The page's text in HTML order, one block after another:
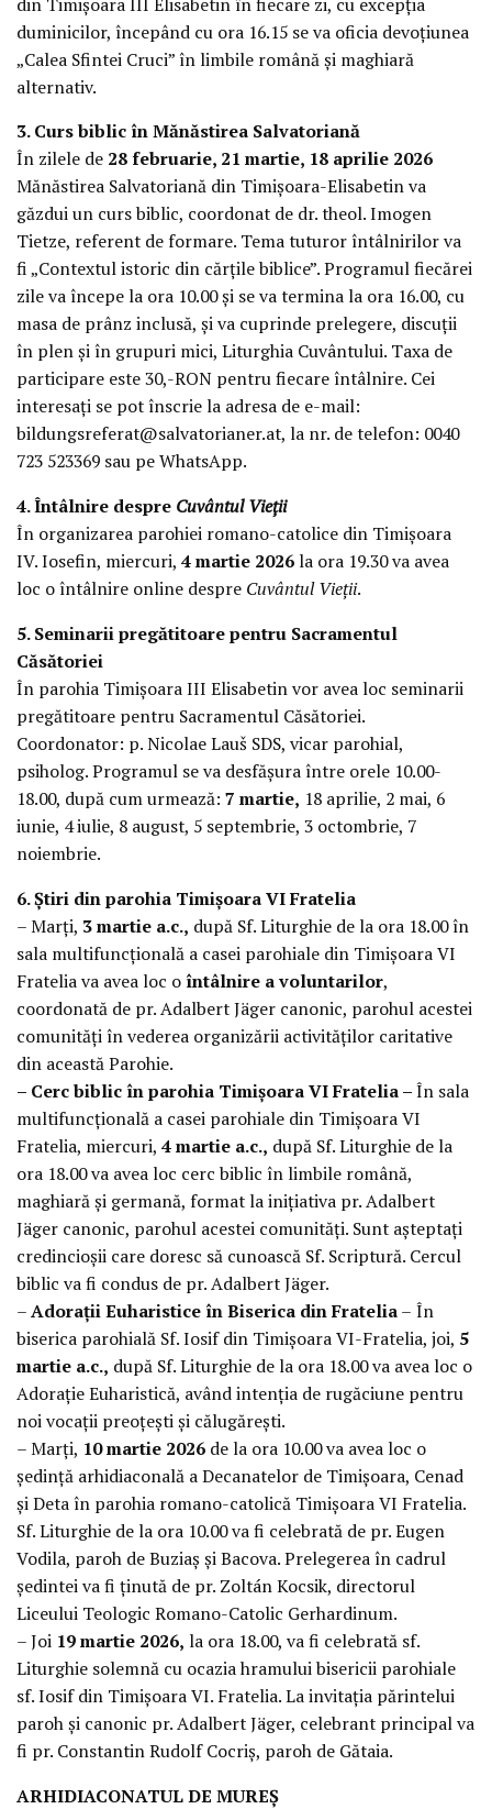
duminicilor, începând cu ora 16.15 se va oficia devoțiunea
„Calea Sfintei Cruci” în limbile română și maghiară
alternativ.
3. Curs biblic în Mănăstirea Salvatoriană
În zilele de 28 februarie, 21 martie, 18 aprilie 2026
Mănăstirea Salvatoriană din Timișoara-Elisabetin va
găzdui un curs biblic, coordonat de dr. theol. Imogen
Tietze, referent de formare. Tema tuturor întâlnirilor va
fi „Contextul istoric din cărțile biblice”. Programul fiecărei
zile va începe la ora 10.00 și se va termina la ora 16.00, cu
masa de prânz inclusă, și va cuprinde prelegere, discuții
în plen și în grupuri mici, Liturghia Cuvântului. Taxa de
participare este 30,-RON pentru fiecare întâlnire. Cei
interesați se pot înscrie la adresa de e-mail:
bildungsreferat@salvatorianer.at, la nr. de telefon: 0040
723 523369 sau pe WhatsApp.
4. Întâlnire despre Cuvântul Vieții
În organizarea parohiei romano-catolice din Timișoara
IV. Iosefin, miercuri, 4 martie 2026 la ora 19.30 va avea
loc o întâlnire online despre Cuvântul Vieții.
5. Seminarii pregătitoare pentru Sacramentul
Căsătoriei
În parohia Timișoara III Elisabetin vor avea loc seminarii
pregătitoare pentru Sacramentul Căsătoriei.
Coordonator: p. Nicolae Lauš SDS, vicar parohial,
psiholog. Programul se va desfășura între orele 10.00-
18.00, după cum urmează: 7 martie, 18 aprilie, 2 mai, 6
iunie, 4 iulie, 8 august, 5 septembrie, 3 octombrie, 7
noiembrie.
6. Știri din parohia Timișoara VI Fratelia
– Marți, 3 martie a.c., după Sf. Liturghie de la ora 18.00 în
sala multifuncțională a casei parohiale din Timișoara VI
Fratelia va avea loc o întâlnire a voluntarilor,
coordonată de pr. Adalbert Jäger canonic, parohul acestei
comunități în vederea organizării activităților caritative
din această Parohie.
– Cerc biblic în parohia Timișoara VI Fratelia –În sala
multifuncțională a casei parohiale din Timișoara VI
Fratelia, miercuri, 4 martie a.c., după Sf. Liturghie de la
ora 18.00 va avea loc cerc biblic în limbile română,
maghiară și germană, format la inițiativa pr. Adalbert
Jäger canonic, parohul acestei comunități. Sunt așteptați
credincioșii care doresc să cunoască Sf. Scriptură. Cercul
biblic va fi condus de pr. Adalbert Jäger.
–Adorații Euharistice în Biserica din Fratelia– În
biserica parohială Sf. Iosif din Timișoara VI-Fratelia, joi, 5
martie a.c., după Sf. Liturghie de la ora 18.00 va avea loc o
Adorație Euharistică, având intenția de rugăciune pentru
noi vocații preoțești și călugărești.
– Marți, 10 martie 2026 de la ora 10.00 va avea loc o
ședință arhidiaconală a Decanatelor de Timișoara, Cenad
și Deta în parohia romano-catolică Timișoara VI Fratelia.
Sf. Liturghie de la ora 10.00 va fi celebrată de pr. Eugen
Vodila, paroh de Buziaș și Bacova. Prelegerea în cadrul
ședintei va fi ținută de pr. Zoltán Kocsik, directorul
Liceului Teologic Romano-Catolic Gerhardinum.
– Joi 19 martie 2026, la ora 18.00, va fi celebrată sf.
Liturghie solemnă cu ocazia hramului bisericii parohiale
sf. Iosif din Timișoara VI. Fratelia. La invitația părintelui
paroh și canonic pr. Adalbert Jäger, celebrant principal va
fi pr. Constantin Rudolf Cocriș, paroh de Gătaia.
ARHIDIACONATUL DE MUREȘ